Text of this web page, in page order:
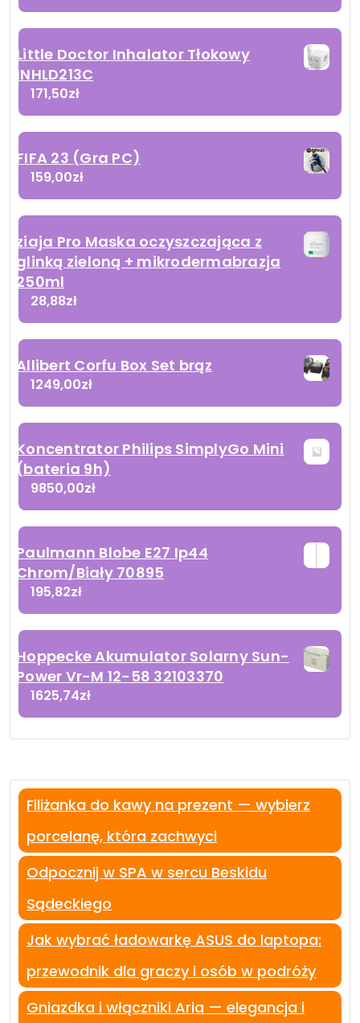
Little Doctor Inhalator Tłokowy
INHLD213C
171,50zł
FIFA 23 (Gra PC)
159,00zł
ziaja Pro Maska oczyszczająca z
glinką zieloną + mikrodermabrazja
250ml
28,88zł
Allibert Corfu Box Set brąz
1249,00zł
Koncentrator Philips SimplyGo Mini
(bateria 9h)
9850,00zł
Paulmann Blobe E27 Ip44
Chrom/Biały 70895
195,82zł
Hoppecke Akumulator Solarny Sun-
Power Vr-M 12-58 32103370
1625,74zł
Filiżanka do kawy na prezent — wybierz
porcelanę, która zachwyci
Odpocznij w SPA w sercu Beskidu
Sądeckiego
Jak wybrać ładowarkę ASUS do laptopa:
przewodnik dla graczy i osób w podróży
Gniazdka i włączniki Aria — elegancja i